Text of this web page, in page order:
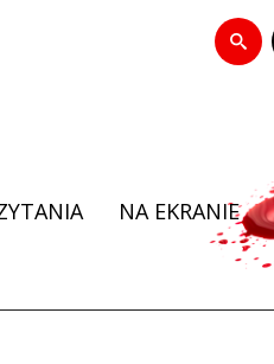
NA EKRANIE